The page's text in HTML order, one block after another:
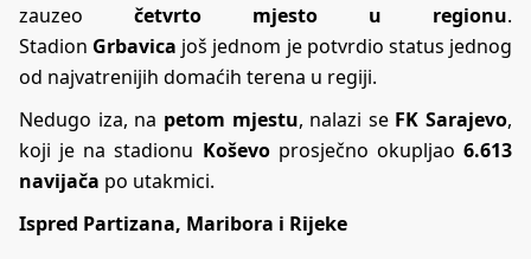
zauzeo četvrto mjesto u regionu.
Stadion Grbavica još jednom je potvrdio status jednog
od najvatrenijih domaćih terena u regiji.
Nedugo iza, na petom mjestu, nalazi se FK Sarajevo,
koji je na stadionu Koševoprosječno okupljao6.613
navijača po utakmici.
Ispred Partizana, Maribora i Rijeke